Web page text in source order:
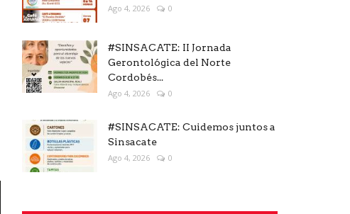
Ago 4, 2026 0
#SINSACATE: II Jornada
Gerontológica del Norte
Cordobés...
Ago 4, 2026 0
#SINSACATE: Cuidemos juntos a
Sinsacate
Ago 4, 2026 0